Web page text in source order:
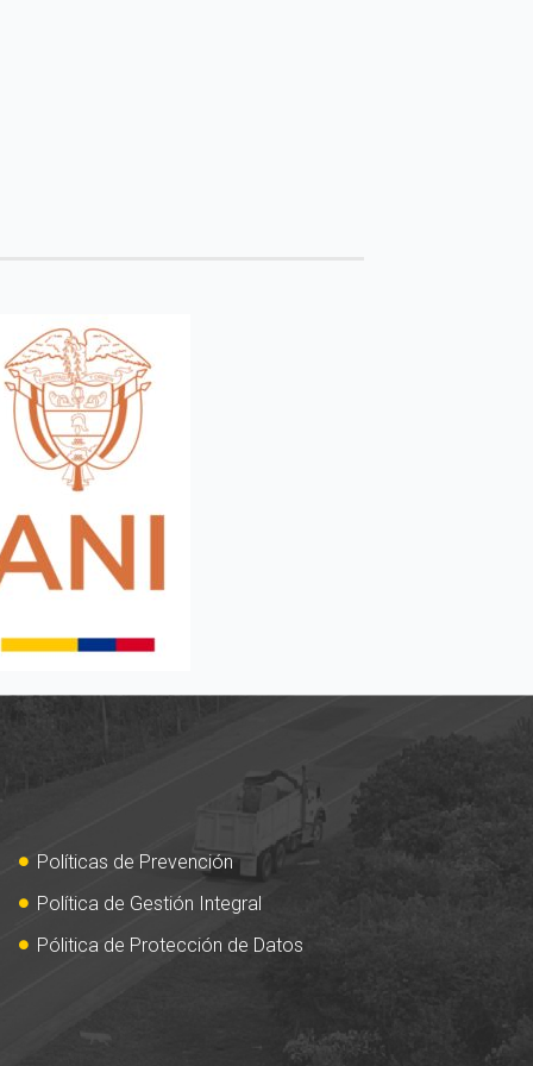
Políticas de Prevención
Política de Gestión Integral
Pólitica de Protección de Datos